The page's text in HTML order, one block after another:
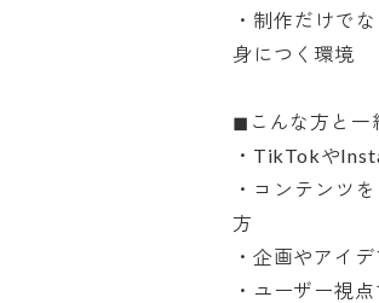
・制作だけで
身につく環境
◼︎こんな方と一
・TikTokや
・コンテンツ
方
・企画やアイ
・ユーザー視